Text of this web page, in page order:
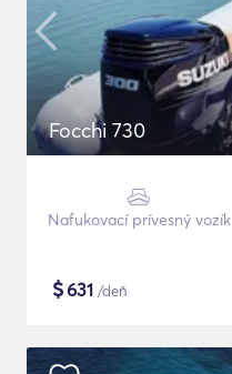
Focchi 730
Nafukovací prívesný vozík
$631 /deň